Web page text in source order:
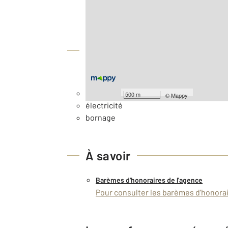
500 m ©Mappy
Général
électricité
bornage
À savoir
Barèmes d'honoraires de l'agence
Pour consulter les barèmes